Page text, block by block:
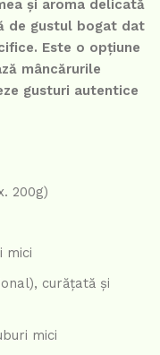
și aroma delicată
de gustul bogat dat
Este o opțiune
mâncărurile
gusturi autentice
200g)
mici
curățată și
mici